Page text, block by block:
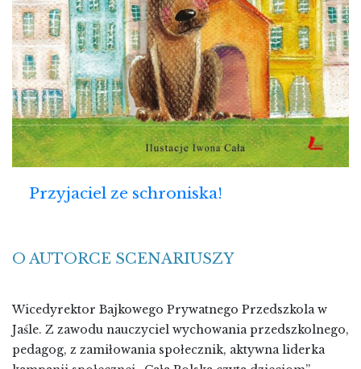
Przyjaciel ze schroniska!
O AUTORCE SCENARIUSZY
Wicedyrektor Bajkowego Prywatnego Przedszkola w
Jaśle. Z zawodu nauczyciel wychowania przedszkolnego,
pedagog, z zamiłowania społecznik, aktywna liderka